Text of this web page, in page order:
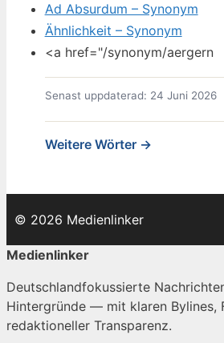
Ad Absurdum – Synonym
Ähnlichkeit – Synonym
<a href="/synonym/aergern
Senast uppdaterad: 24 Juni 2026
Weitere Wörter →
© 2026 Medienlinker
Medienlinker
Deutschlandfokussierte
Hintergründe — mit klaren Bylines,
redaktioneller Transparenz.